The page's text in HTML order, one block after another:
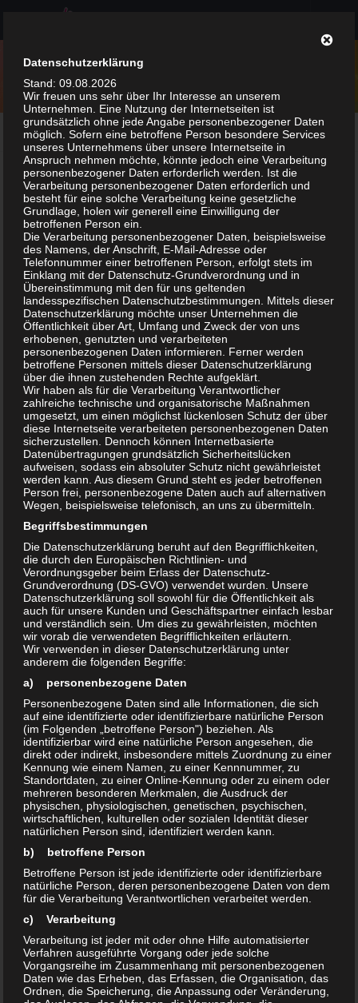
KATEGORIE: KURZTRIP & TAGESAUSFLUG
Hier findest Du Erlebnistipps zu Kurztrips &
Tagesausflügen
ERLEBNISSE/ERLEBNISTIPPS/HITEC/KURZTRIP &
TAGESAUSFLUG/LIFESTYLE
STÄDTEREISEN
MAI 4, 2022
Ausstellung in Leipzig #DeutschlandDigital
„wir deutsche können kein Beta!“ In Ihrem digitalen
Grußwort betont Claudia Roth, die Staatsministerin für
Kultur und Medien „der Stiftung Haus der Geschichte ist es
ein weiteres Mal gelungen, eine Brücke zwischen
Geschichte und...
ERLEBNISSE/ERLEBNISTIPPS/KURZTRIP &
Datenschutzerklärung
Stand: 09.08.2026
Wir freuen uns sehr über Ihr Interesse an unserem
Unternehmen. Eine Nutzung der Internetseiten ist
grundsätzlich ohne jede Angabe personenbezogener Daten
möglich. Sofern eine betroffene Person besondere Services
unseres Unternehmens über unsere Internetseite in
Anspruch nehmen möchte, könnte jedoch eine Verarbeitung
personenbezogener Daten erforderlich werden. Ist die
Verarbeitung personenbezogener Daten erforderlich und
besteht für eine solche Verarbeitung keine gesetzliche
Grundlage, holen wir generell eine Einwilligung der
betroffenen Person ein.
Die Verarbeitung personenbezogener Daten, beispielsweise
des Namens, der Anschrift, E-Mail-Adresse oder
Telefonnummer einer betroffenen Person, erfolgt stets im
Einklang mit der Datenschutz-Grundverordnung und in
Übereinstimmung mit den für uns geltenden
landesspezifischen Datenschutzbestimmungen. Mittels dieser
Datenschutzerklärung möchte unser Unternehmen die
Öffentlichkeit über Art, Umfang und Zweck der von uns
erhobenen, genutzten und verarbeiteten
personenbezogenen Daten informieren. Ferner werden
betroffene Personen mittels dieser Datenschutzerklärung
über die ihnen zustehenden Rechte aufgeklärt.
Wir haben als für die Verarbeitung Verantwortlicher
zahlreiche technische und organisatorische Maßnahmen
umgesetzt, um einen möglichst lückenlosen Schutz der über
diese Internetseite verarbeiteten personenbezogenen Daten
sicherzustellen. Dennoch können Internetbasierte
Datenübertragungen grundsätzlich Sicherheitslücken
aufweisen, sodass ein absoluter Schutz nicht gewährleistet
werden kann. Aus diesem Grund steht es jeder betroffenen
Person frei, personenbezogene Daten auch auf alternativen
Wegen, beispielsweise telefonisch, an uns zu übermitteln.
Begriffsbestimmungen
Die Datenschutzerklärung beruht auf den Begrifflichkeiten,
die durch den Europäischen Richtlinien- und
Verordnungsgeber beim Erlass der Datenschutz-
Grundverordnung (DS-GVO) verwendet wurden. Unsere
Datenschutzerklärung soll sowohl für die Öffentlichkeit als
auch für unsere Kunden und Geschäftspartner einfach lesbar
und verständlich sein. Um dies zu gewährleisten, möchten
wir vorab die verwendeten Begrifflichkeiten erläutern.
Wir verwenden in dieser Datenschutzerklärung unter
anderem die folgenden Begriffe:
a) personenbezogene Daten
Personenbezogene Daten sind alle Informationen, die sich
auf eine identifizierte oder identifizierbare natürliche Person
(im Folgenden „betroffene Person") beziehen. Als
identifizierbar wird eine natürliche Person angesehen, die
direkt oder indirekt, insbesondere mittels Zuordnung zu einer
Kennung wie einem Namen, zu einer Kennnummer, zu
Standortdaten, zu einer Online-Kennung oder zu einem oder
mehreren besonderen Merkmalen, die Ausdruck der
physischen, physiologischen, genetischen, psychischen,
wirtschaftlichen, kulturellen oder sozialen Identität dieser
natürlichen Person sind, identifiziert werden kann.
b) betroffene Person
Betroffene Person ist jede identifizierte oder identifizierbare
natürliche Person, deren personenbezogene Daten von dem
für die Verarbeitung Verantwortlichen verarbeitet werden.
c) Verarbeitung
Verarbeitung ist jeder mit oder ohne Hilfe automatisierter
Verfahren ausgeführte Vorgang oder jede solche
Vorgangsreihe im Zusammenhang mit personenbezogenen
Daten wie das Erheben, das Erfassen, die Organisation, das
Ordnen, die Speicherung, die Anpassung oder Veränderung,